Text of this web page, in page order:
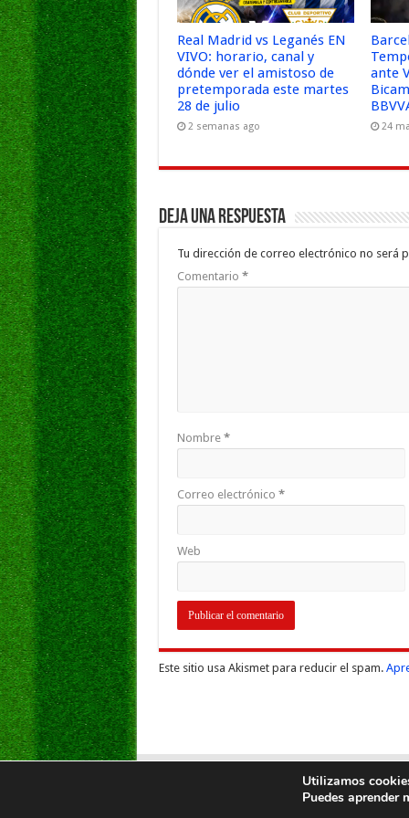
Real Madrid vs Leganés EN
VIVO: horario, canal y
dónde ver el amistoso de
pretemporada este martes
28 de julio
2 semanas ago
ante
24
Deja una respuesta
Tu dirección de correo electrónico no será
Comentario *
Nombre *
Correo electrónico *
Web
Este sitio usa Akismet para reducir el spam.
Utilizamos
Puedes